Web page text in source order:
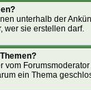
unterhalb der
wer sie erstellen darf.
vom
ein Thema